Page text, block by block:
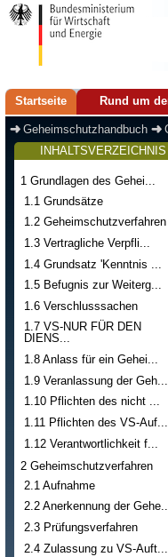
Startseite Rund um
Geheimschutzhandbuch
INHALTSVERZEICHNIS
1 Grundlagen des Gehei...
1.1 Grundsätze
1.2 Geheimschutzverfahren
1.3 Vertragliche Verpfli...
1.4 Grundsatz 'Kenntnis ...
1.5 Befugnis zur Weiterg...
1.6 Verschlusssachen
1.7 VS-NUR FÜR DEN
DIENS...
1.8 Anlass für ein Gehei...
1.9 Veranlassung der Geh...
1.10 Pflichten des nicht ...
1.11 Pflichten des VS-Auf...
1.12 Verantwortlichkeit f...
2 Geheimschutzverfahren
2.1 Aufnahme
2.2 Anerkennung der
2.3 Prüfungsverfahren
2.4 Zulassung zu VS-Auft...